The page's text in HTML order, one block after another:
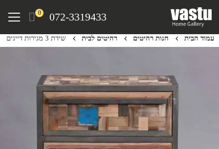
content
072-3319433
0
Menu
עמוד הבית חנות רהיטים רהיטים לבית שידת 3 מגירות דייגים